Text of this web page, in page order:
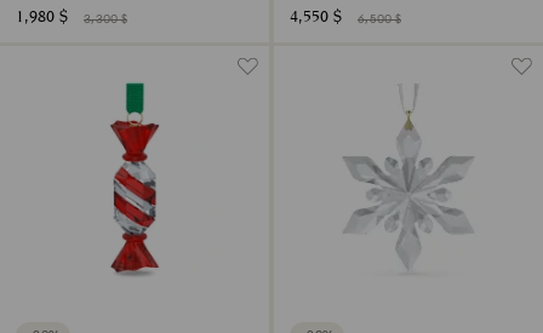
1,980 $ 3,300 $ 4,550 $ 6,500 $